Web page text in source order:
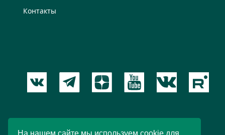
На нашем сайте мы используем cookie для
Контакты
Пользовательское соглашение